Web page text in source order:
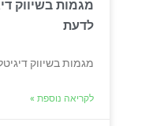
לדעת
מגמות בשיווק דיגיטלי לשנת
לקריאה נוספת »